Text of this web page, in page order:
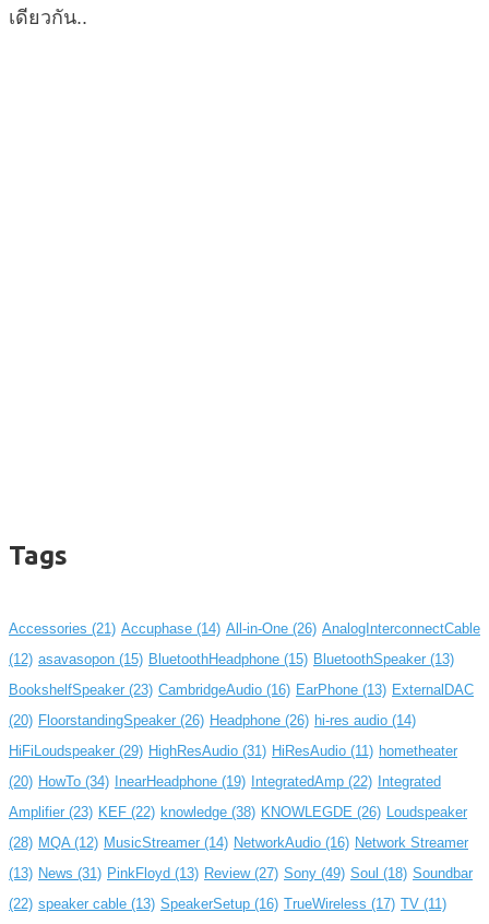
เดียวกัน..
Tags
Accessories (21) Accuphase (14) All-in-One (26) AnalogInterconnectCable
(12) asavasopon (15) BluetoothHeadphone (15) BluetoothSpeaker (13)
BookshelfSpeaker (23) CambridgeAudio (16) EarPhone (13) ExternalDAC
(20) FloorstandingSpeaker (26) Headphone (26) hi-res audio (14)
HiFiLoudspeaker (29) HighResAudio (31) HiResAudio (11) hometheater
(20) HowTo (34) InearHeadphone (19) IntegratedAmp (22)
Integrated
Amplifier (23) KEF (22) knowledge (38) KNOWLEGDE (26)
Loudspeaker
(28) MQA (12) MusicStreamer (14) NetworkAudio (16) Network Streamer
(13) News (31) PinkFloyd (13) Review(27) Sony (49) Soul (18) Soundbar
(22) speaker cable (13) SpeakerSetup (16) TrueWireless (17) TV (11)